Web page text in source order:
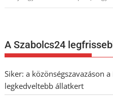
A Szabolcs24
Siker: a közönségszavazáson
legkedveltebb állatkert